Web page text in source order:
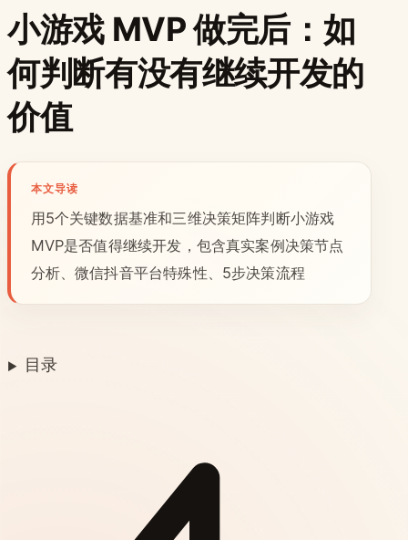
小游戏 MVP 做完后：如
何判断有没有继续开发的
价值
本文导读
用5个关键数据基准和三维决策矩阵判断小游戏
MVP是否值得继续开发，包含真实案例决策节点
分析、微信抖音平台特殊性、5步决策流程
目录